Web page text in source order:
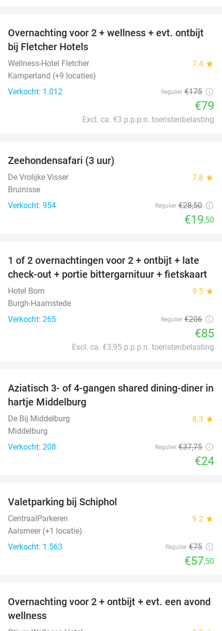
55%
Overnachting voor 2 + wellness + evt. ontbijt
bij Fletcher Hotels
Wellness-Hotel Fletcher 7.4 star
Kamperland (+9 locaties)
Verkocht: 1.012
Regulier €175
€79
Excl. ca. €3 p.p.p.n. toeristenbelasting
Zeehondensafari (3 uur)
De Vrolijke Visser 7.8 star
Bruinisse
Verkocht: 954
Regulier €28,50
€19,50
59%
1 of 2 overnachtingen voor 2 + ontbijt + late
check-out + portie bittergarnituur + fietskaart
Hotel Bom 9.5 star
Burgh-Haamstede
Verkocht: 265
Regulier €206
€85
Excl. ca. €3,95 p.p.p.n. toeristenbelasting
36%
Aziatisch 3- of 4-gangen shared dining-diner in
hartje Middelburg
De Bij Middelburg 8.3 star
Middelburg
Verkocht: 208
Regulier €37,75
€24
Valetparking bij Schiphol
CentraalParkeren 9.2 star
Aalsmeer (+1 locatie)
Verkocht: 1.563
Regulier €75
€57,50
21%
Overnachting voor 2 + ontbijt + evt. een avond
wellness